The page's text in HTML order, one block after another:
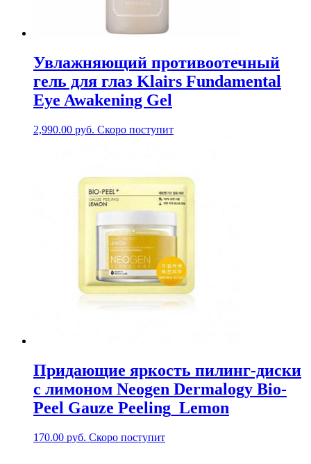
Увлажняющий противоотечный
гель для глаз Klairs Fundamental
Eye Awakening Gel
2,990.00 руб. Скоро поступит
Придающие яркость пилинг-диски
с лимоном Neogen Dermalogy Bio-
Peel Gauze Peeling_Lemon
170.00 руб. Скоро поступит